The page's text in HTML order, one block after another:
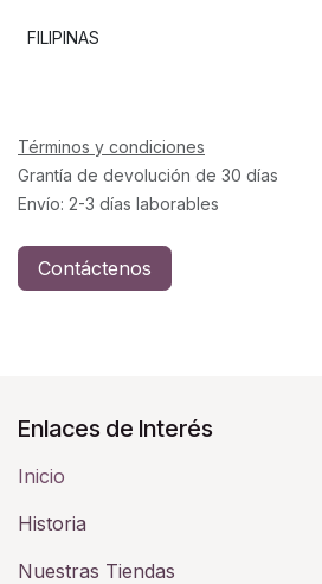
FILIPINAS
Términos y condiciones
Grantía de devolución de 30 días
Envío: 2-3 días laborables
Contáctenos
Enlaces de Interés
Inicio
Historia​
Nuestras Tiendas